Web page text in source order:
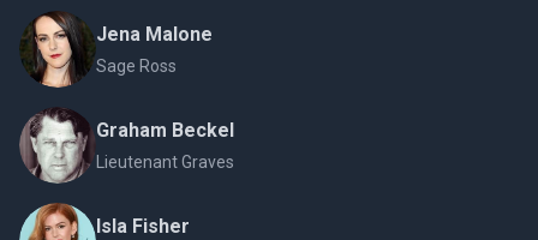
Jena Malone
Sage Ross
Graham Beckel
Lieutenant Graves
Isla Fisher